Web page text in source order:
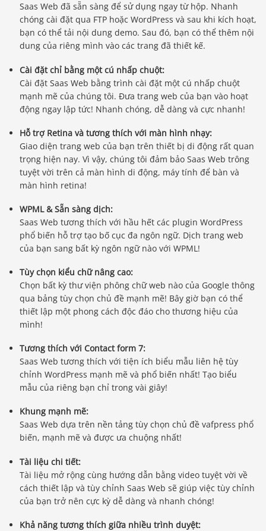
Saas Web đã sẵn sàng để sử dụng ngay từ hộp. Nhanh
chóng cài đặt qua FTP hoặc WordPress và sau khi kích hoạt,
bạn có thể tải nội dung demo. Sau đó, bạn có thể thêm nội
dung của riêng mình vào các trang đã thiết kế.
Cài đặt chỉ bằng một cú nhấp chuột:
Cài đặt Saas Web bằng trình cài đặt một cú nhấp chuột
mạnh mẽ của chúng tôi. Đưa trang web của bạn vào hoạt
động ngay lập tức! Nhanh chóng, dễ dàng và cực nhanh!
Hỗ trợ Retina và tương thích với màn hình nhạy:
Giao diện trang web của bạn trên thiết bị di động rất quan
trọng hiện nay. Vì vậy, chúng tôi đảm bảo Saas Web trông
tuyệt vời trên cả màn hình di động, máy tính để bàn và
màn hình retina!
WPML & Sẵn sàng dịch:
Saas Web tương thích với hầu hết các plugin WordPress
phổ biến hỗ trợ tạo bố cục đa ngôn ngữ. Dịch trang web
của bạn sang bất kỳ ngôn ngữ nào với WPML!
Tùy chọn kiểu chữ nâng cao:
Chọn bất kỳ thư viện phông chữ web nào của Google thông
qua bảng tùy chọn chủ đề mạnh mẽ! Bây giờ bạn có thể
thiết lập một phong cách độc đáo cho thương hiệu của
mình!
Tương thích với Contact form 7:
Saas Web tương thích với tiện ích biểu mẫu liên hệ tùy
chỉnh WordPress mạnh mẽ và phổ biến nhất! Tạo biểu
mẫu của riêng bạn chỉ trong vài giây!
Khung mạnh mẽ:
Saas Web dựa trên nền tảng tùy chọn chủ đề vafpress phổ
biến, mạnh mẽ và được ưa chuộng nhất!
Tài liệu chi tiết:
Tài liệu mở rộng cùng hướng dẫn bằng video tuyệt vời về
cách thiết lập và tùy chỉnh Saas Web sẽ giúp việc tùy chỉnh
của bạn trở nên cực kỳ dễ dàng và nhanh chóng!
Khả năng tương thích giữa nhiều trình duyệt: